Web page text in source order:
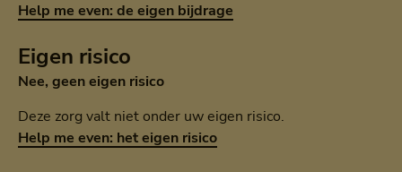
Help me even: de eigen bijdrage
Eigen risico
Nee, geen eigen risico
Deze zorg valt niet onder uw eigen risico.
Help me even: het eigen risico